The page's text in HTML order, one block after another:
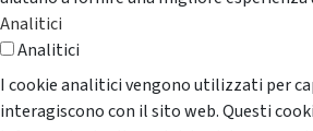
Analitici
Analitici
I cookie analitici vengono utilizzati per
interagiscono con il sito web. Questi